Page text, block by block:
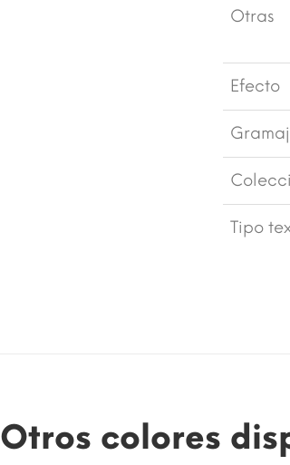
Otras
Efecto
Tipo
Otros colores